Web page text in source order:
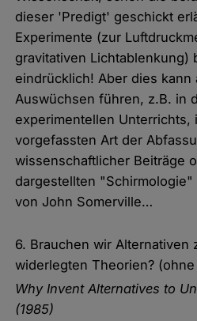
dieser 'Predigt' geschickt
Experimente (zur
gravitativen Lichtablenkung)
eindrücklich! Aber dies kann
Auswüchsen führen, z.B. in
experimentellen Unterrichts,
vorgefassten Art der
wissenschaftlicher Beiträge
dargestellten "Schirmologie"
von John Somerville…
6. Brauchen wir Alternativen
widerlegten Theorien? (ohne
Why Invent Alternatives to
(1985)